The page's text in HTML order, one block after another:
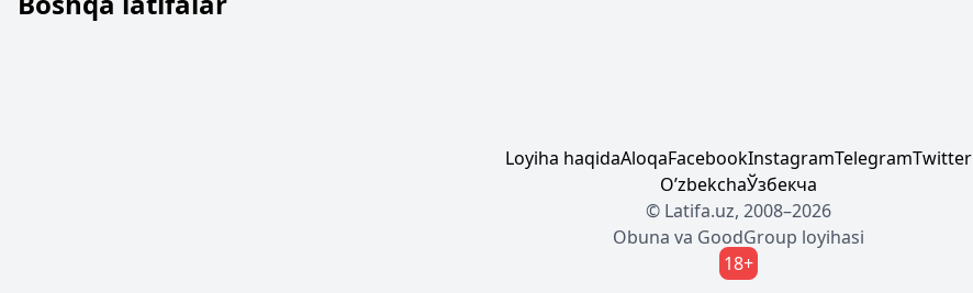
Loyiha haqidaAloqaFacebookInstagramTelegramTwitter
OʼzbekchaЎзбекча
© Latifa.uz, 2008–2026
Obuna va GoodGroup loyihasi
18+